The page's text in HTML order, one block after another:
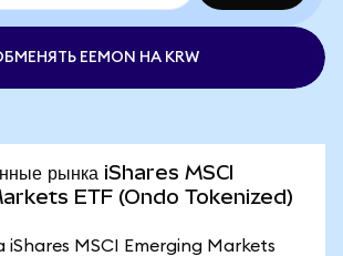
EEMON НА KRW
рынка iShares MSCI
ETF (Ondo Tokenized)
iShares MSCI Emerging Markets